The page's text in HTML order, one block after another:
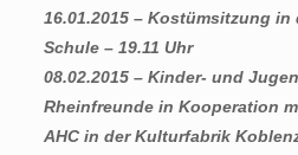
16.01.2015 – Kostümsitzung in
Schule – 19.11 Uhr
08.02.2015 – Kinder- und
Rheinfreunde in Kooperation
AHC in der Kulturfabrik